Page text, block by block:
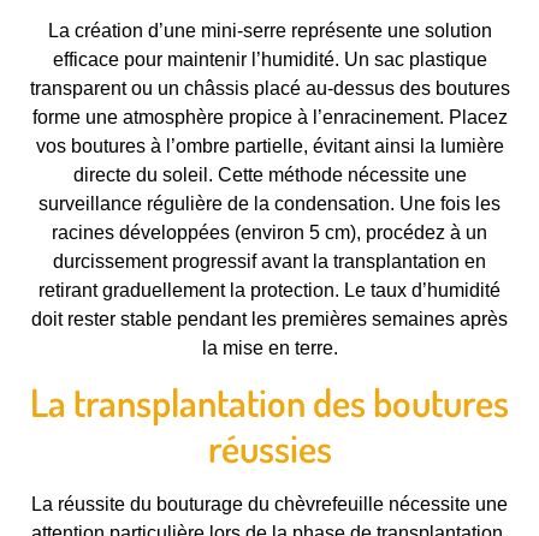
La création d’une mini-serre représente une solution
efficace pour maintenir l’humidité. Un sac plastique
transparent ou un châssis placé au-dessus des boutures
forme une atmosphère propice à l’enracinement. Placez
vos boutures à l’ombre partielle, évitant ainsi la lumière
directe du soleil. Cette méthode nécessite une
surveillance régulière de la condensation. Une fois les
racines développées (environ 5 cm), procédez à un
durcissement progressif avant la transplantation en
retirant graduellement la protection. Le taux d’humidité
doit rester stable pendant les premières semaines après
la mise en terre.
La transplantation des boutures
réussies
La réussite du bouturage du chèvrefeuille nécessite une